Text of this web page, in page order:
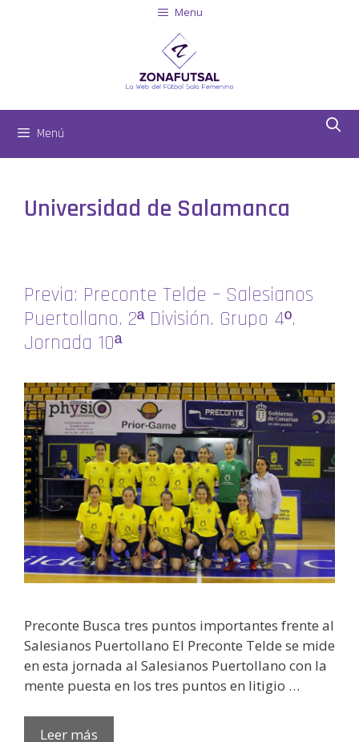
Menu
Menú
Universidad de Salamanca
Previa: Preconte Telde – Salesianos
Puertollano. 2ª División. Grupo 4º.
Jornada 10ª
Preconte Busca tres puntos importantes frente al
Salesianos Puertollano El Preconte Telde se mide
en esta jornada al Salesianos Puertollano con la
mente puesta en los tres puntos en litigio …
Leer más